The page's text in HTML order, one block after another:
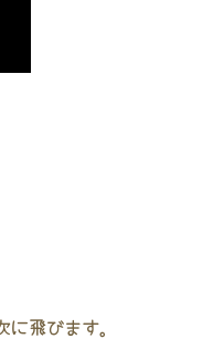
に飛びます。